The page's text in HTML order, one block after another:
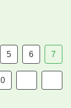
5 6 7